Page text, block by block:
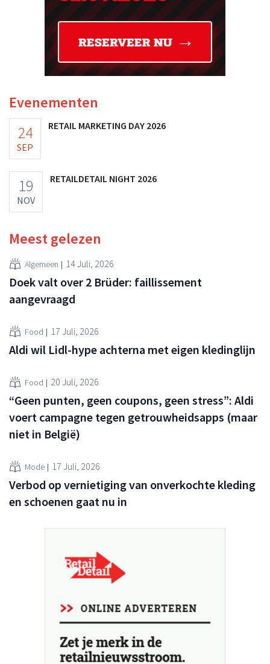
Evenementen
24
SEP
RETAIL MARKETING DAY 2026
19
NOV
RETAILDETAIL NIGHT 2026
Meest gelezen
Algemeen 14 Juli, 2026
Doek valt over 2 Brüder: faillissement
aangevraagd
Food 17 Juli, 2026
Aldi wil Lidl-hype achterna met eigen kledinglijn
Food 20 Juli, 2026
“Geen punten, geen coupons, geen stress”: Aldi
voert campagne tegen getrouwheidsapps (maar
niet in België)
Mode 17 Juli, 2026
Verbod op vernietiging van onverkochte kleding
en schoenen gaat nu in